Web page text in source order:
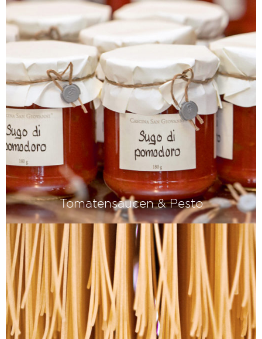
Tomatensaucen & Pesto
Das Geheimnis eines guten Sugo?
Reife Tomaten und eine lange Kochzeit
– denn viel Geschmack basiert
manchmal auf viel Geduld.